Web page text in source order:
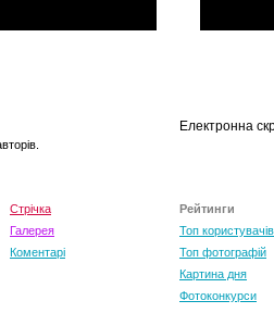
Електронна
Стрічка
Галерея
Коментарі
Рейтинги
Топ користувачів
Топ фотографій
Картина дня
Фотоконкурси